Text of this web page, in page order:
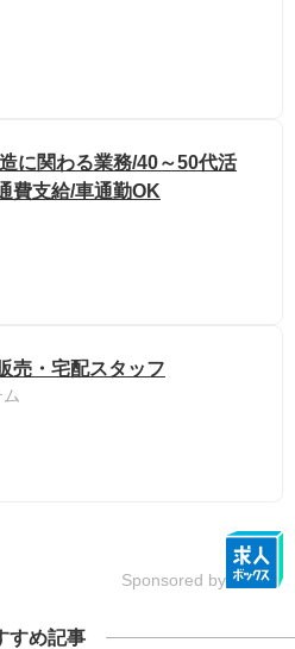
に関わる業務/40～50代活
費支給/車通勤OK
売・宅配スタッフ
Sponsored by
すめ記事